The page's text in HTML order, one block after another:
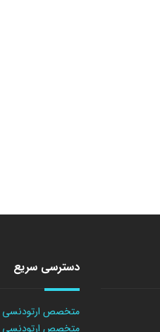
دسترسی سریع
متخصص ارتودنسی
متخصص ارتودنسی